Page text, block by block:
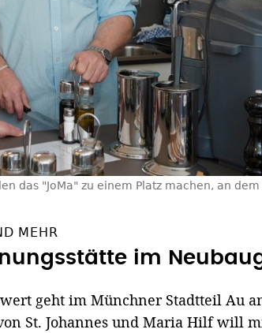
das "JoMa" zu einem Platz machen, an dem
MEHR
im
geht im Münchner Stadtteil Au
St. Johannes und Maria Hilf will